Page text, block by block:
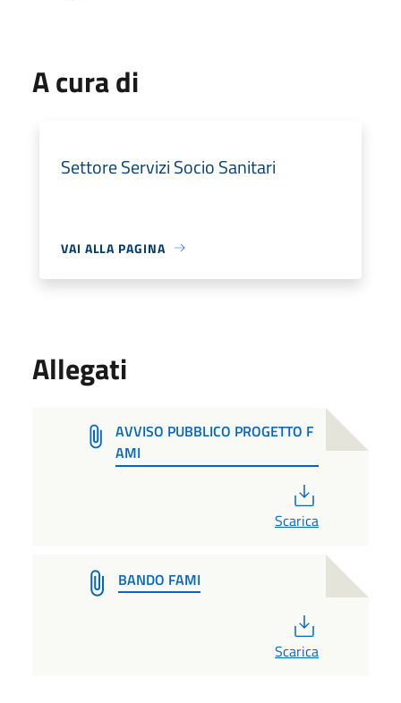
A cura di
Settore Servizi Socio Sanitari
VAI ALLA PAGINA
Allegati
AVVISO PUBBLICO PROGETTO F
AMI
Scarica
BANDO FAMI
Scarica